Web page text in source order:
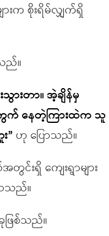
းက စိုးရိမ်လျှက်ရှိ
ည်။
းတာ။ အဲ့ချိန်မှ
က် နေတဲ့ကြားထဲက သူ
” ဟု ပြောသည်။
းရှိ ကျေးရွာများ
သည်။
ြစ်သည်။